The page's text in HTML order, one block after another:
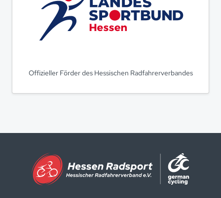
Offizieller Förder des Hessischen Radfahrerverbandes